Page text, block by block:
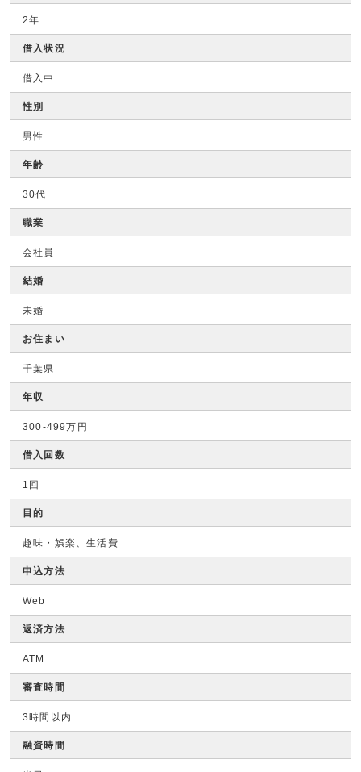
2年
借入状況
借入中
性別
男性
年齢
30代
職業
会社員
結婚
未婚
お住まい
千葉県
年収
300-499万円
借入回数
1回
目的
趣味・娯楽、生活費
申込方法
Web
返済方法
ATM
審査時間
3時間以内
融資時間